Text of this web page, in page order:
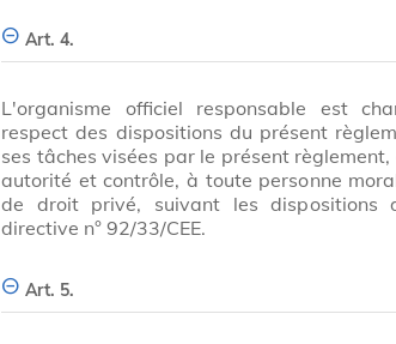
Art. 4.
L'organisme officiel responsable est
respect des dispositions du présent
ses tâches visées par le présent
autorité et contrôle, à toute personne
de droit privé, suivant les
directive n° 92/33/CEE.
Art. 5.